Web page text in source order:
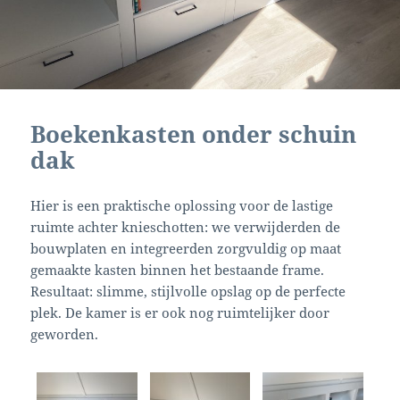
Boekenkasten onder schuin
dak
Hier is een praktische oplossing voor de lastige
ruimte achter knieschotten: we verwijderden de
bouwplaten en integreerden zorgvuldig op maat
gemaakte kasten binnen het bestaande frame.
Resultaat: slimme, stijlvolle opslag op de perfecte
plek. De kamer is er ook nog ruimtelijker door
geworden.